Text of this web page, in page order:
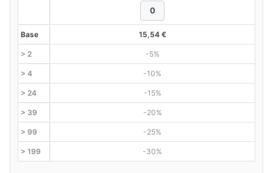
Base 15,54 €
> 2 -5%
> 4 -10%
> 24 -15%
> 39 -20%
> 99 -25%
> 199 -30%